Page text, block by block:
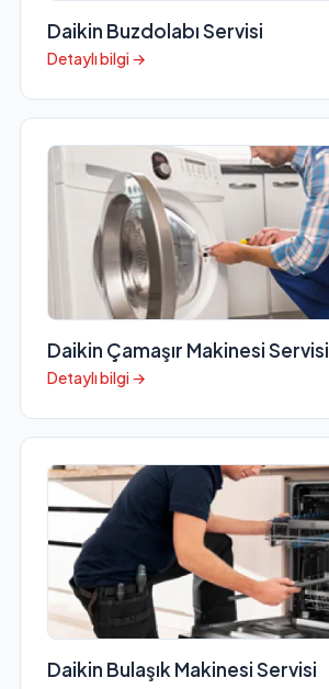
Daikin Buzdolabı Servisi
Detaylı bilgi →
Daikin Çamaşır Makinesi Servisi
Detaylı bilgi →
Daikin Bulaşık Makinesi Servisi